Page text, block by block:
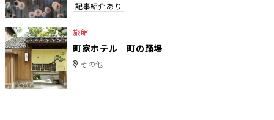
記事紹介あり
旅館
町家ホテル 町の踊場
その他